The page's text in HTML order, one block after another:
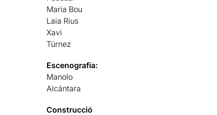
Maria Bou
Laia Rius
Xavi
Túrnez
Escenografia:
Manolo
Alcántara
Construcció